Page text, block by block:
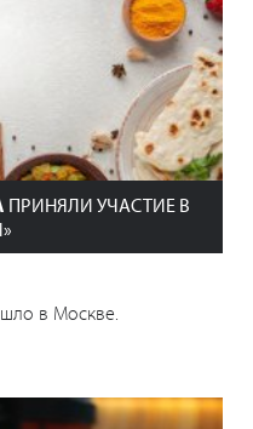
ПРИНЯЛИ УЧАСТИЕ В
в Москве.